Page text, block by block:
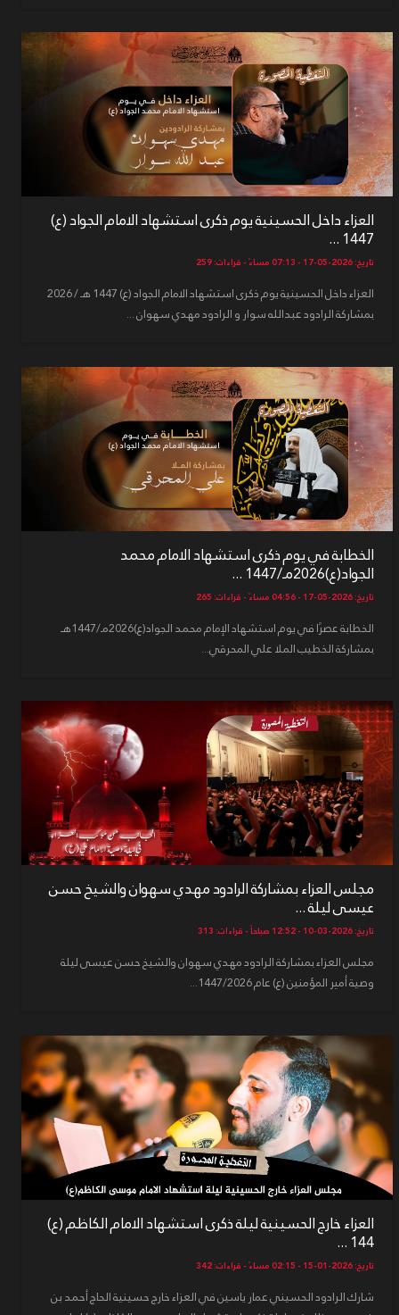
العزاء داخل الحسينية يوم ذكرى استشهاد الامام الجواد (ع)
1447 ...
تاريخ: 2026-05-17 - 07:13 مساءً - قراءات: 259
العزاء داخل الحسينية يوم ذكرى استشهاد الامام الجواد (ع) 1447 هـ / 2026
بمشاركة الرادود عبدالله سوار و الرادود مهدي سهوان ...
الخطابة في يوم ذكرى استشهاد الامام محمد
الجواد(ع)2026مـ/1447 ...
تاريخ: 2026-05-17 - 04:56 مساءً - قراءات: 265
الخطابة عصرًا في يوم استشهاد الإمام محمد الجواد(ع)2026مـ/1447هـ
بمشاركة الخطيب الملا علي المحرقي...
مجلس العزاء بمشاركة الرادود مهدي سهوان والشيخ حسن
عيسى ليلة ...
تاريخ: 2026-03-10 - 12:52 صباحاً - قراءات: 313
مجلس العزاء بمشاركة الرادود مهدي سهوان والشيخ حسن عيسى ليلة
وصية أمير المؤمنين (ع) عام 1447/2026...
العزاء خارج الحسينية ليلة ذكرى استشهاد الامام الكاظم (ع)
144 ...
تاريخ: 2026-01-15 - 02:15 مساءً - قراءات: 342
شارك الرادود الحسيني عمار ياسين في العزاء خارج حسينية الحاج أحمد بن